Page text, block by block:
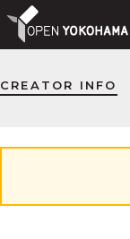
CREATOR INFO